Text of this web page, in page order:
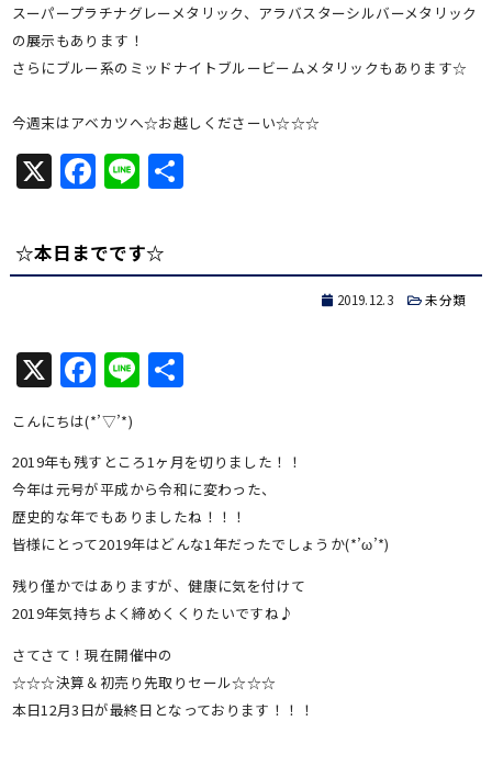
スーパープラチナグレーメタリック、アラバスターシルバーメタリック
の展示もあります！
さらにブルー系のミッドナイトブルービームメタリックもあります☆
今週末はアベカツへ☆お越しくださーい☆☆☆
X Facebook
Line共
☆本日までです☆
2019.12.3 未分類
X Facebook
Line共
こんにちは(*’▽’*)
2019年も残すところ1ヶ月を切りました！！
今年は元号が平成から令和に変わった、
歴史的な年でもありましたね！！！
皆様にとって2019年はどんな1年だったでしょうか(*’ω’*)
残り僅かではありますが、健康に気を付けて
2019年気持ちよく締めくくりたいですね♪
さてさて！現在開催中の
☆☆☆決算＆初売り先取りセール☆☆☆
本日12月3日が最終日となっております！！！